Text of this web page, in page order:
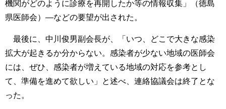
機関がどのように診療を再開したか等の情報収集」（徳島
県医師会）―などの要望が出された。
最後に、中川俊男副会長が、「いつ、どこで大きな感染
拡大が起きるか分からない。感染者が少ない地域の医師会
には、ぜひ、感染者が増えている地域の対応を参考とし
て、準備を進めて欲しい」と述べ、連絡協議会は終了とな
った。